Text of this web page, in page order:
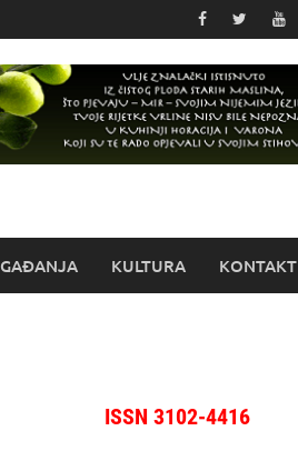
KULTURA KONTAKT
ISSN 3102-4416